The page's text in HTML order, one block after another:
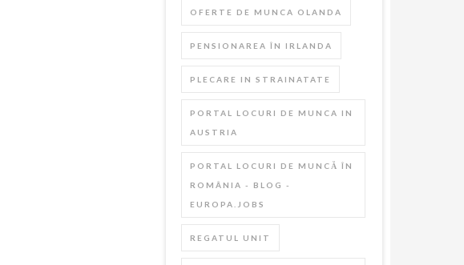
OFERTE DE MUNCA OLANDA
PENSIONAREA ÎN IRLANDA
PLECARE IN STRAINATATE
PORTAL LOCURI DE MUNCA IN
AUSTRIA
PORTAL LOCURI DE MUNCĂ ÎN
ROMÂNIA - BLOG -
EUROPA.JOBS
REGATUL UNIT